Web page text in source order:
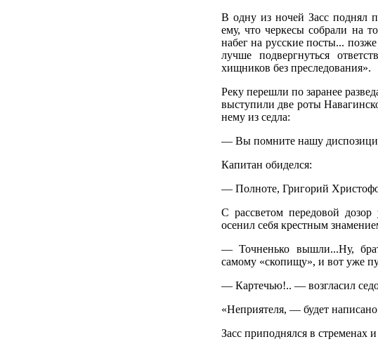
В одну из ночей Засс поднял
ему, что черкесы собрали на
набег на русские посты...
лучше подвергнуться
хищников без преследования».
Реку перешли по заранее
выступили две роты
нему из седла:
— Вы помните нашу
Капитан обиделся:
— Полноте, Григорий
С рассветом передовой
осенил себя крестным
— Точненько вышли...Ну,
самому «скопищу», и вот уже
— Картечью!.. — возгласил
«Неприятеля, — будет
Засс приподнялся в стременах